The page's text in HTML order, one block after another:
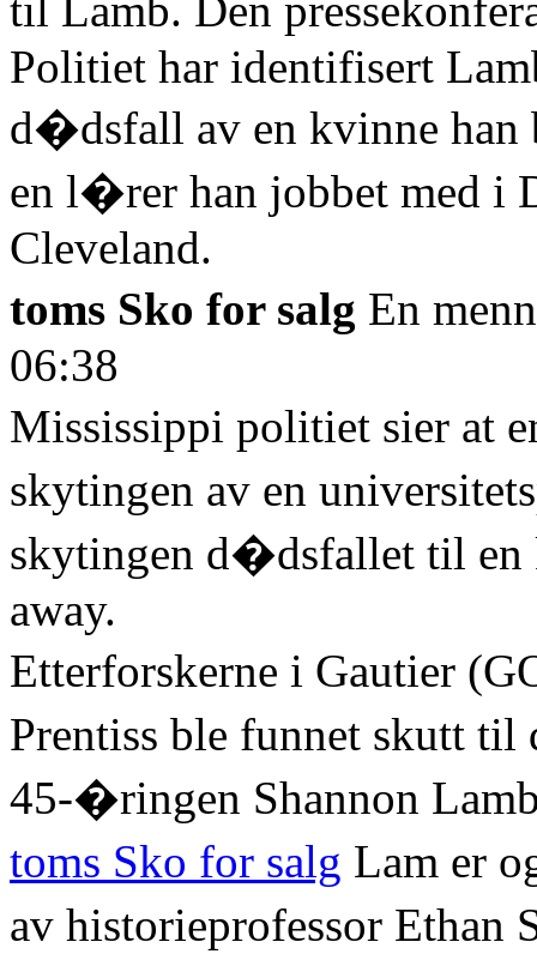
Politiet har identifisert
d�dsfall av en kvinne han
en l�rer han jobbet med i
Cleveland.
toms Sko for salg En
06:38
Mississippi politiet sier at
skytingen av en
skytingen d�dsfallet til en
away.
Etterforskerne i Gautier
Prentiss ble funnet skutt
45-�ringen Shannon
toms Sko for salg Lam er
av historieprofessor